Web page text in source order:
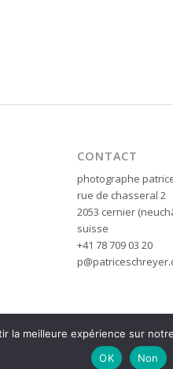
CONTACT
photographe
rue de chasseral 2
2053 cernier
suisse
+41 78 709 03 20
Enfold Theme by Kriesi
la meilleure expérience sur
OK
Non